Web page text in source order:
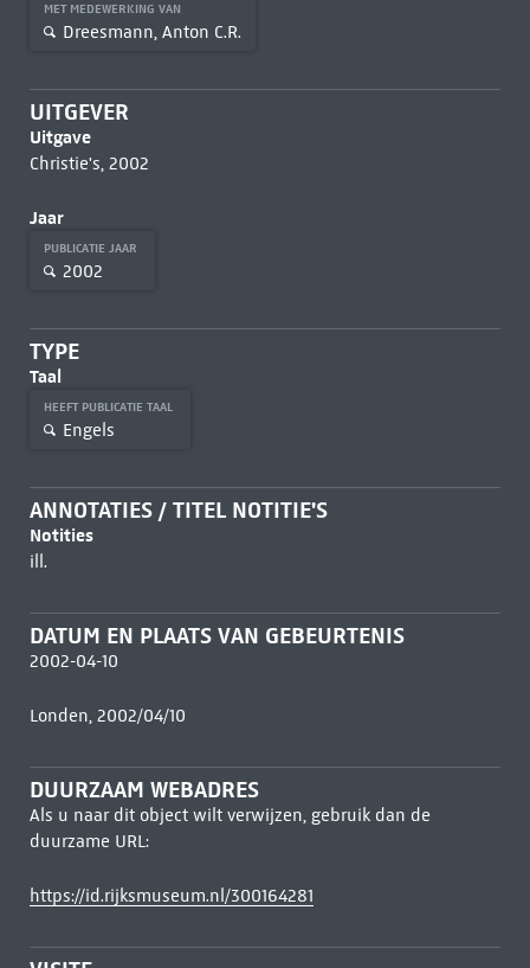
MET MEDEWERKING VAN
Dreesmann, Anton C.R.
UITGEVER
Uitgave
Christie's, 2002
Jaar
PUBLICATIE JAAR
2002
TYPE
Taal
HEEFT PUBLICATIE TAAL
Engels
ANNOTATIES / TITEL NOTITIE'S
Notities
ill.
DATUM EN PLAATS VAN GEBEURTENIS
2002-04-10
Londen, 2002/04/10
DUURZAAM WEBADRES
Als u naar dit object wilt verwijzen, gebruik dan de
duurzame URL:
https://id.rijksmuseum.nl/300164281